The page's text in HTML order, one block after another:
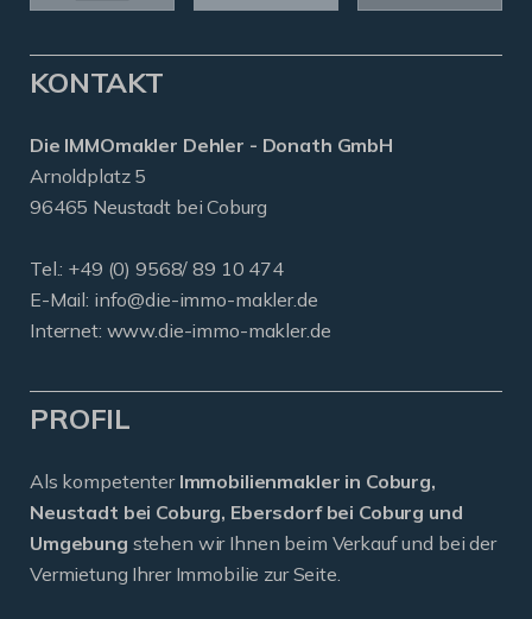
KONTAKT
Die IMMOmakler Dehler - Donath GmbH
Arnoldplatz 5
96465 Neustadt bei Coburg
Tel.: +49 (0) 9568/ 89 10 474
E-Mail: info@die-immo-makler.de
Internet: www.die-immo-makler.de
PROFIL
Als kompetenter Immobilienmakler in Coburg,
Neustadt bei Coburg, Ebersdorf bei Coburg und
Umgebung stehen wir Ihnen beim Verkauf und bei der
Vermietung Ihrer Immobilie zur Seite.